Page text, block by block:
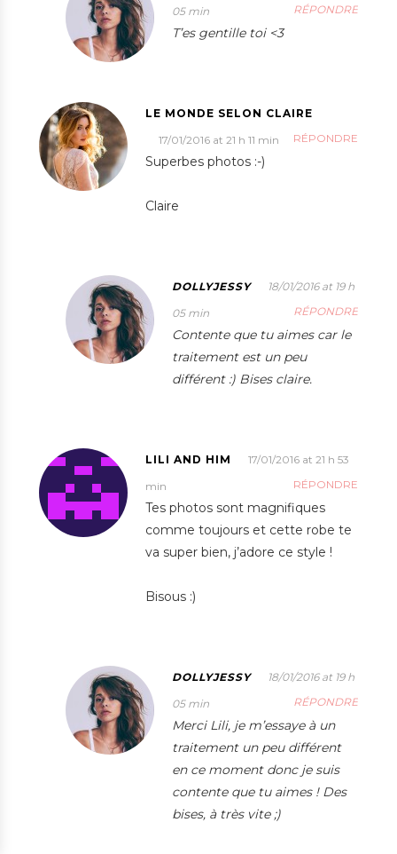
05 min
RÉPONDRE
T’es gentille toi <3
LE MONDE SELON CLAIRE
17/01/2016 at 21 h 11 min
RÉPONDRE
Superbes photos :-)
Claire
DOLLYJESSY
18/01/2016 at 19 h
05 min
RÉPONDRE
Contente que tu aimes car le
traitement est un peu
différent :) Bises claire.
LILI AND HIM
17/01/2016 at 21 h 53
min
RÉPONDRE
Tes photos sont magnifiques
comme toujours et cette robe te
va super bien, j’adore ce style !
Bisous :)
DOLLYJESSY
18/01/2016 at 19 h
05 min
RÉPONDRE
Merci Lili, je m’essaye à un
traitement un peu différent
en ce moment donc je suis
contente que tu aimes ! Des
bises, à très vite ;)